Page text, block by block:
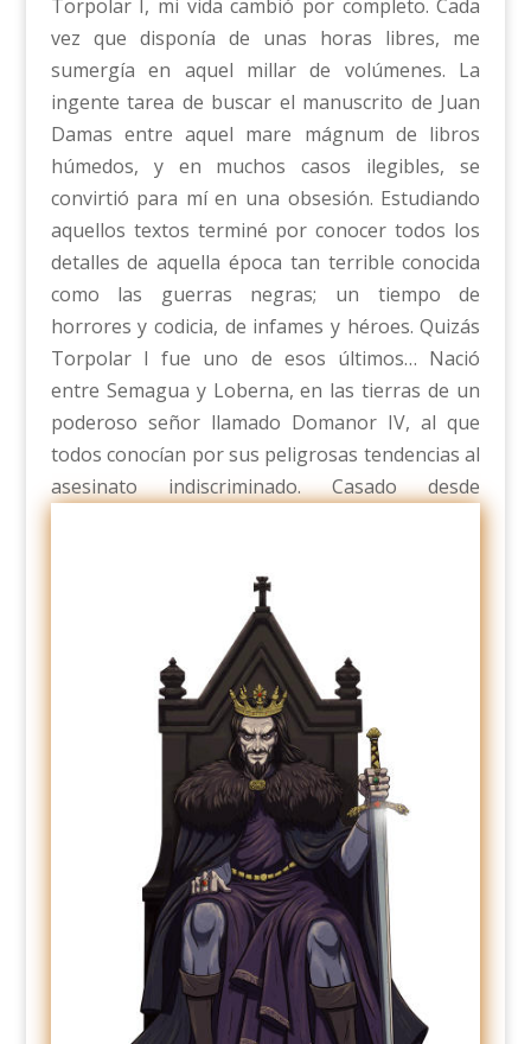
Torpolar I, mi vida cambió por completo. Cada
vez que disponía de unas horas libres, me
sumergía en aquel millar de volúmenes. La
ingente tarea de buscar el manuscrito de Juan
Damas entre aquel mare mágnum de libros
húmedos, y en muchos casos ilegibles, se
convirtió para mí en una obsesión. Estudiando
aquellos textos terminé por conocer todos los
detalles de aquella época tan terrible conocida
como las guerras negras; un tiempo de
horrores y codicia, de infames y héroes. Quizás
Torpolar I fue uno de esos últimos… Nació
entre Semagua y Loberna, en las tierras de un
poderoso señor llamado Domanor IV, al que
todos conocían por sus peligrosas tendencias al
asesinato indiscriminado.Casado desde